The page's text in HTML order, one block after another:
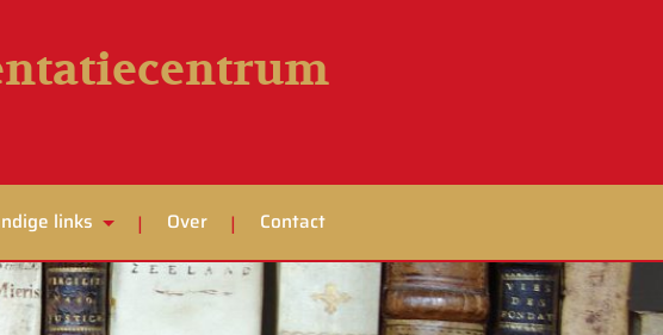
links Over Contact